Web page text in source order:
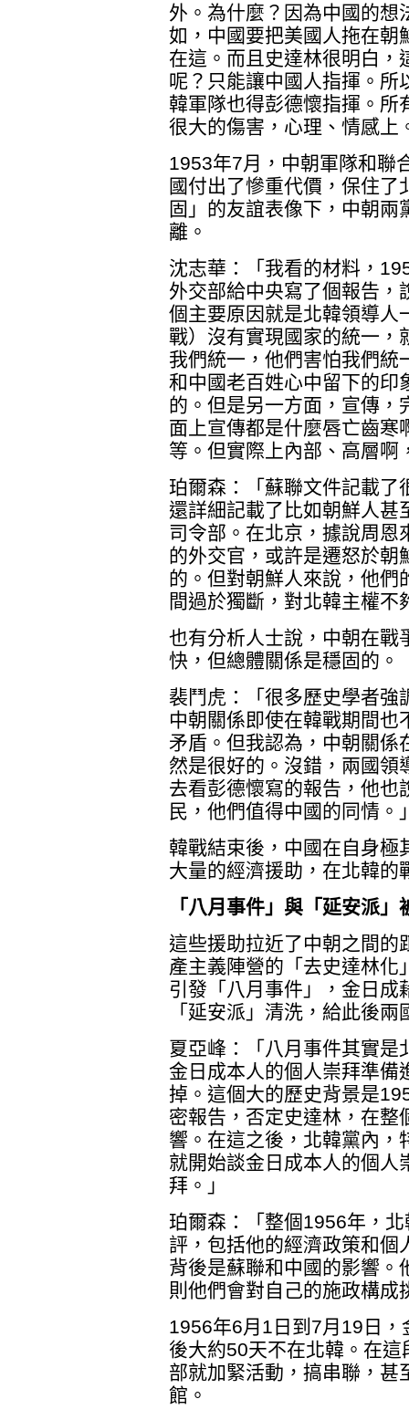
外。為什麼？因為中國的想
如，中國要把美國人拖在朝
在這。而且史達林很明白，
呢？只能讓中國人指揮。所
韓軍隊也得彭德懷指揮。所
很大的傷害，心理、情感上
1953年7月，中朝軍隊和聯
國付出了慘重代價，保住
固」的友誼表像下，中朝
離。
沈志華：「我看的材料，
外交部給中央寫了個報告，
個主要原因就是北韓領導人
戰）沒有實現國家的統一，
我們統一，他們害怕我們統
和中國老百姓心中留下的印
的。但是另一方面，宣傳，
面上宣傳都是什麼唇亡齒寒
等。但實際上內部、高層啊
珀爾森：「蘇聯文件記載了
還詳細記載了比如朝鮮人甚
司令部。在北京，據說周恩
的外交官，或許是遷怒於朝
的。但對朝鮮人來說，他們
間過於獨斷，對北韓主權不
也有分析人士說，中朝在戰
快，但總體關係是穩固的。
裴鬥虎：「很多歷史學者強
中朝關係即使在韓戰期間也
矛盾。但我認為，中朝關係
然是很好的。沒錯，兩國領
去看彭德懷寫的報告，他也
民，他們值得中國的同情。
韓戰結束後，中國在自身極
大量的經濟援助，在北韓的
「八月事件」與「延安派」
這些援助拉近了中朝之間的
產主義陣營的「去史達林化
引發「八月事件」，金日成
「延安派」清洗，給此後
夏亞峰：「八月事件其實是
金日成本人的個人崇拜準備
掉。這個大的歷史背景是
密報告，否定史達林，在整
響。在這之後，北韓黨內，
就開始談金日成本人的個人
拜。」
珀爾森：「整個1956年，
評，包括他的經濟政策和個
背後是蘇聯和中國的影響。
則他們會對自己的施政構成
1956年6月1日到7月19日
後大約50天不在北韓。在
部就加緊活動，搞串聯，甚
館。